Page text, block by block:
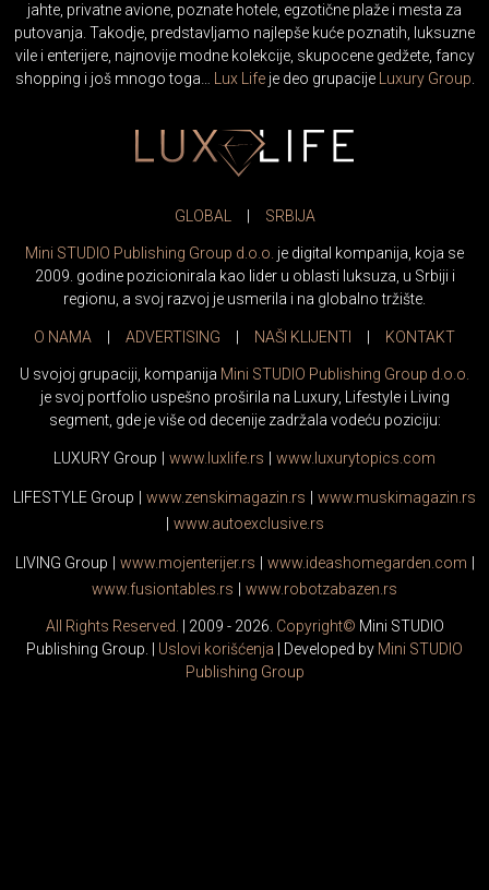
jahte, privatne avione, poznate hotele, egzotične plaže i mesta za
putovanja. Takodje, predstavljamo najlepše kuće poznatih, luksuzne
vile i enterijere, najnovije modne kolekcije, skupocene gedžete, fancy
shopping i još mnogo toga… Lux Lifeje deo grupacije Luxury Group.
GLOBAL SRBIJA
Mini STUDIO Publishing Group d.o.o. je digital kompanija, koja se
2009. godine pozicionirala kao lider u oblasti luksuza, u Srbiji i
regionu, a svoj razvoj je usmerila i na globalno tržište.
O NAMA ADVERTISING NAŠI KLIJENTI KONTAKT
U svojoj grupaciji, kompanija Mini STUDIO Publishing Group d.o.o.
je svoj portfolio uspešno proširila na Luxury, Lifestyle i Living
segment, gde je više od decenije zadržala vodeću poziciju:
LUXURY Group www. luxlife .rs www. luxurytopics .com
LIFESTYLE Group www. zenskimagazin.rs www. muskimagazin.rs
www. autoexclusive.rs
LIVING Group www. mojenterijer.rs www. ideashomegarden.com
www. fusiontables .rs www. robotzabazen .rs
All Rights Reserved. | 2009 - 2026. Copyright© Mini STUDIO
Publishing Group. | Uslovi korišćenja | Developed by Mini STUDIO
Publishing Group